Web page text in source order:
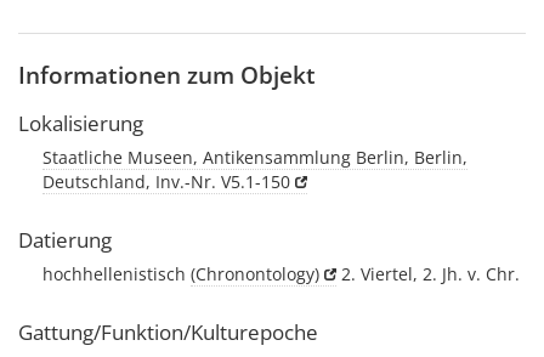
Informationen zum Objekt
Lokalisierung
Staatliche Museen, Antikensammlung Berlin, Berlin,
Deutschland, Inv.-Nr. V5.1-150
Datierung
hochhellenistisch (Chronontology) 2. Viertel, 2. Jh. v. Chr.
Gattung/Funktion/Kulturepoche